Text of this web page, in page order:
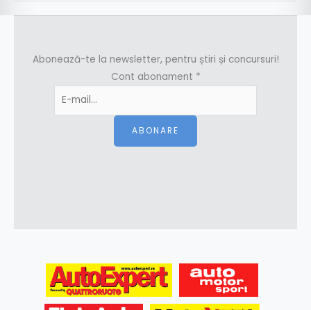
Abonează-te la newsletter, pentru știri și concursuri!
Cont abonament *
ABONARE